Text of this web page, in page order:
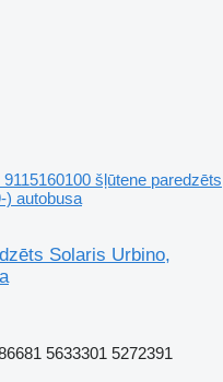
9115160100 šļūtene paredzēts
) autobusa
Solaris Urbino,
5633301 5272391